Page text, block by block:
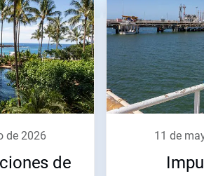
de 2026
de
11 de